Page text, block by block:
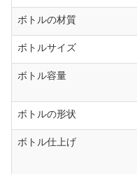
ボトルの材質
ボトルサイズ
ボトル容量
ボトルの形状
ボトル仕上げ